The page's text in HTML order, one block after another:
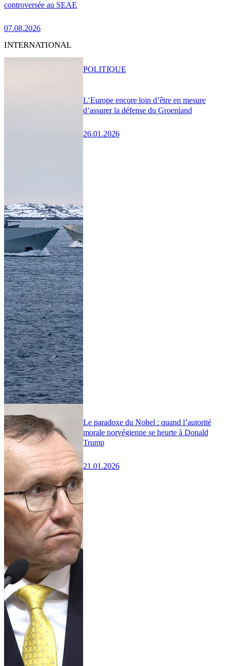
controversée au SEAE
07.08.2026
INTERNATIONAL
L’Europe encore loin d’être en mesure
d’assurer la défense du Groenland
26.01.2026
POLITIQUE
Le paradoxe du Nobel : quand l’autorité
morale norvégienne se heurte à Donald
Trump
21.01.2026